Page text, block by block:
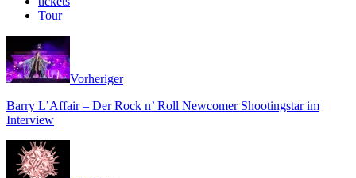
Tour
Vorheriger
Barry L’Affair – Der Rock n’ Roll Newcomer Shootingstar im
Interview